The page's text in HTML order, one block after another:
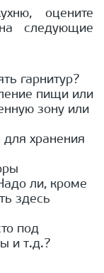
оцените
следующие
гарнитур?
пищи или
зону или
хранения
ли, кроме
здесь
под
и т.д.?